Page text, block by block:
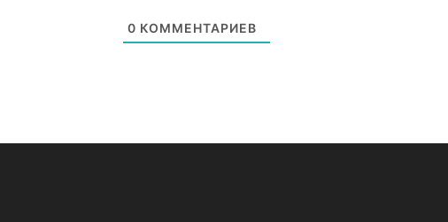
0 КОММЕНТАРИЕВ